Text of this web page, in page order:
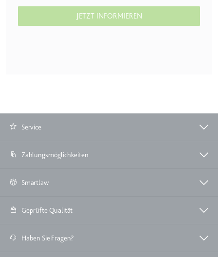
LogsDatabaseV2:V#||LogsRequestsStore
Typ:
IndexedDB
Anbieter:
Typ:
IndexedDB
JETZT INFORMIEREN
Service
Zahlungsmöglichkeiten
Smartlaw
Geprüfte Qualität
Haben Sie Fragen?